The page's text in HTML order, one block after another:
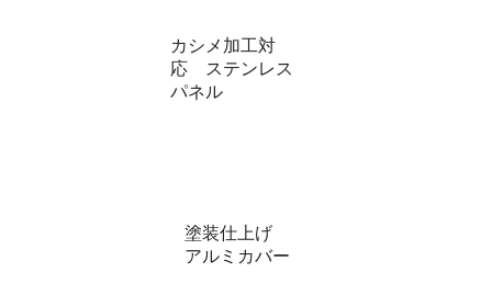
カシメ加工対
応 ステンレス
パネル
塗装仕上げ
アルミカバー